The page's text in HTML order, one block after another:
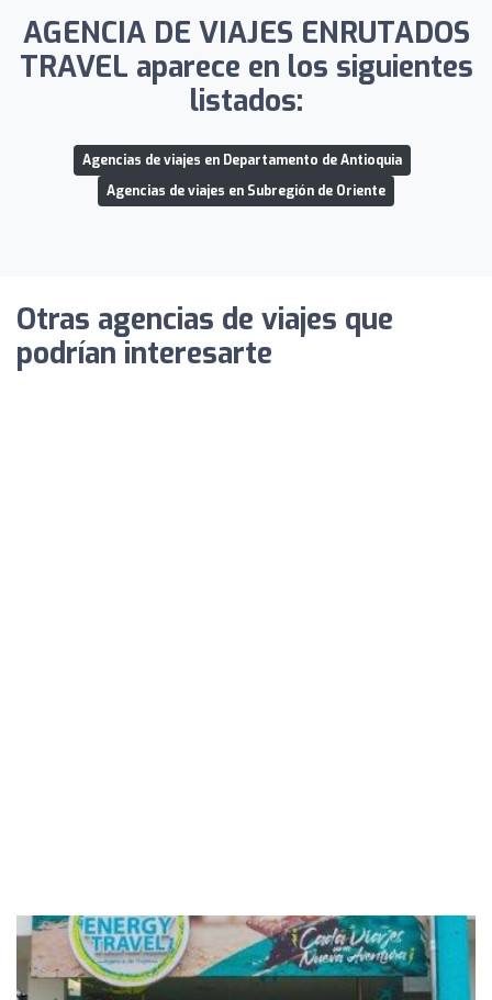
AGENCIA DE VIAJES ENRUTADOS
TRAVEL aparece en los siguientes
listados:
Agencias de viajes en Departamento de Antioquia
Agencias de viajes en Subregión de Oriente
Otras agencias de viajes que
podrían interesarte